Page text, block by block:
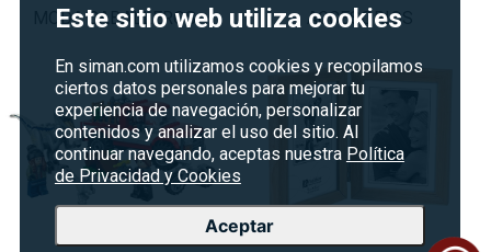
Este sitio web utiliza cookies
En siman.com utilizamos cookies y recopilamos
ciertos datos personales para mejorar tu
experiencia de navegación, personalizar
contenidos y analizar el uso del sitio. Al
continuar navegando, aceptas nuestra Política
de Privacidad y Cookies
Aceptar
MODA CABALLEROS ACCESORIOS